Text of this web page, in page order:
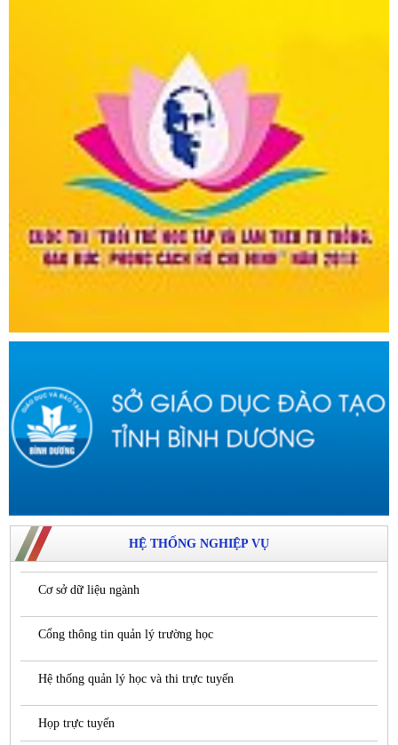
HỆ THỐNG NGHIỆP VỤ
Cơ sở dữ liệu ngành
Cổng thông tin quản lý trường học
Hệ thống quản lý học và thi trực tuyến
Họp trực tuyến